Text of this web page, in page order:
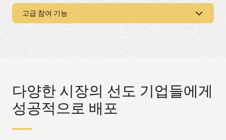
있습니다.
완전한 계약 수명 주기 처리
지원합니다.
차별화 지원
허들 비율을 구성하고 절대 또는 상대 수익을 간단히
처리할 수 있습니다.
온보딩
투자자 서비스
제공합니다.
고급 참여 기능
블록체인
블록체인 네트워크에 연결해 거래 효율성과 강력한 보안을
다양한 시장의 선도 기업들에게
성공적으로 배포